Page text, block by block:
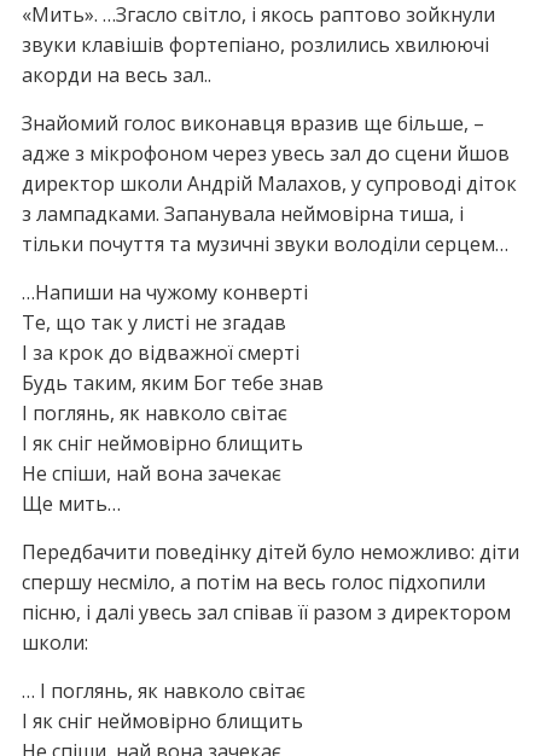
«Мить». …Згасло світло, і якось раптово зойкнули
звуки клавішів фортепіано, розлились хвилюючі
акорди на весь зал..
Знайомий голос виконавця вразив ще більше, –
адже з мікрофоном через увесь зал до сцени йшов
директор школи Андрій Малахов, у супроводі діток
з лампадками. Запанувала неймовірна тиша, і
тільки почуття та музичні звуки володіли серцем…
…Напиши на чужому конверті
Те, що так у листі не згадав
І за крок до відважної смерті
Будь таким, яким Бог тебе знав
І поглянь, як навколо світає
І як сніг неймовірно блищить
Не спіши, най вона зачекає
Ще мить…
Передбачити поведінку дітей було неможливо: діти
спершу несміло, а потім на весь голос підхопили
пісню, і далі увесь зал співав її разом з директором
школи:
… І поглянь, як навколо світає
І як сніг неймовірно блищить